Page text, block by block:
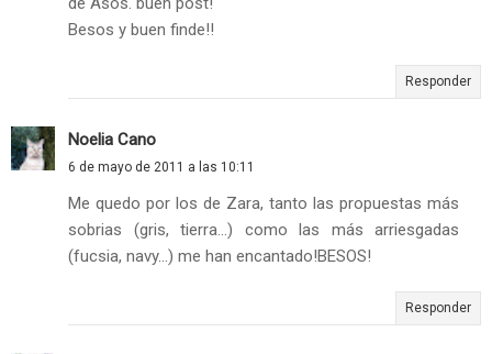
Besos y buen finde!!
Responder
Noelia Cano
6 de mayo de 2011 a las 10:11
Me quedo por los de Zara, tanto las propuestas más
sobrias (gris, tierra...) como las más arriesgadas
(fucsia, navy...) me han encantado!BESOS!
Responder